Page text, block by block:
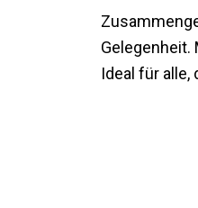
Gelegenheit.
Ideal für